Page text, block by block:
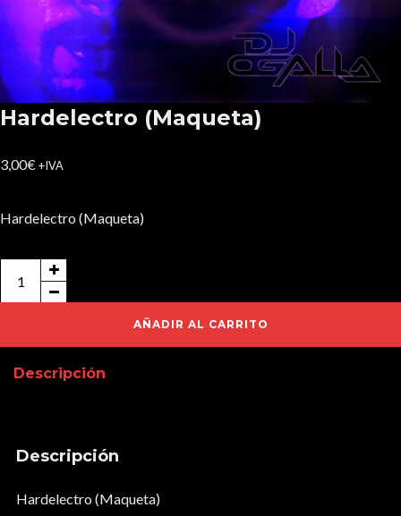
Hardelectro (Maqueta)
3,00€+IVA
Hardelectro (Maqueta)
Hardelectro
(Maqueta)
AÑADIR AL CARRITO
Descripción
Descripción
Hardelectro (Maqueta)